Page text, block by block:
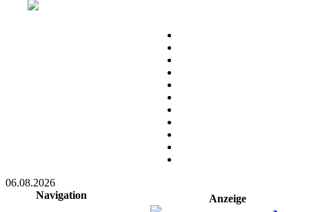
06.08.2026
Navigation
Anzeige